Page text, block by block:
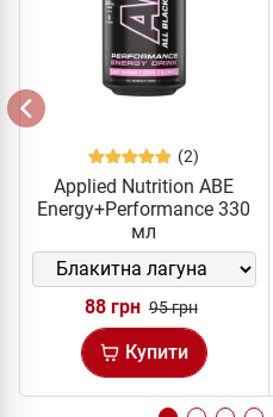
(2)
Applied Nutrition ABE
Energy+Performance 330
мл
88 грн 95 грн
Купити